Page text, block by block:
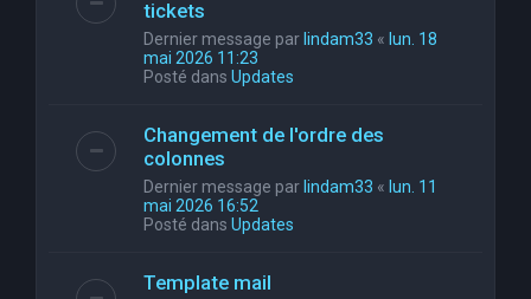
tickets
Dernier message par lindam33 « lun. 18
mai 2026 11:23
Posté dans Updates
Changement de l'ordre des
colonnes
Dernier message par lindam33 « lun. 11
mai 2026 16:52
Posté dans Updates
Template mail